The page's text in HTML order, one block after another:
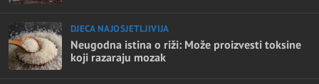
DJECA NAJOSJETLJIVIJA
Neugodna istina o riži: Može proizvesti toksine
koji razaraju mozak